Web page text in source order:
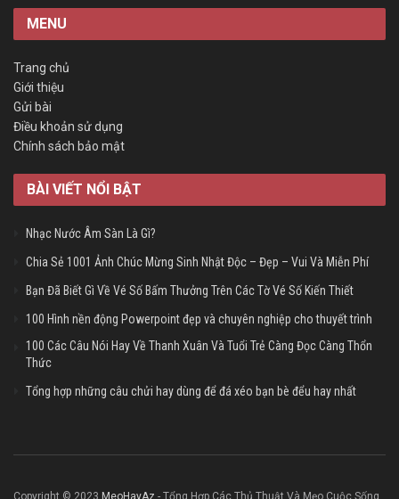
MENU
Trang chủ
Giới thiệu
Gửi bài
Điều khoản sử dụng
Chính sách bảo mật
BÀI VIẾT NỔI BẬT
Nhạc Nước Âm Sàn Là Gì?
Chia Sẻ 1001 Ảnh Chúc Mừng Sinh Nhật Độc – Đẹp – Vui Và Miễn Phí
Bạn Đã Biết Gì Về Vé Số Bấm Thưởng Trên Các Tờ Vé Số Kiến Thiết
100 Hình nền động Powerpoint đẹp và chuyên nghiệp cho thuyết trình
100 Các Câu Nói Hay Về Thanh Xuân Và Tuổi Trẻ Càng Đọc Càng Thổn
Thức
Tổng hợp những câu chửi hay dùng để đá xéo bạn bè đểu hay nhất